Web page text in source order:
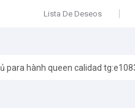
Lista De Deseos